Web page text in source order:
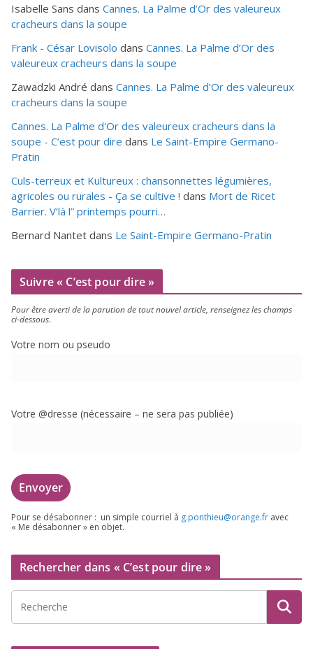
Isabelle Sans dans Cannes. La Palme d’Or des valeureux
cracheurs dans la soupe
Frank - César Lovisolo dans Cannes. La Palme d’Or des
valeureux cracheurs dans la soupe
Zawadzki André dans Cannes. La Palme d’Or des valeureux
cracheurs dans la soupe
Cannes. La Palme d'Or des valeureux cracheurs dans la
soupe - C’est pour dire dans Le Saint-Empire Germano-
Pratin
Culs-terreux et Kultureux : chansonnettes légumières,
agricoles ou rurales - Ça se cultive ! dans Mort de Ricet
Barrier. V’là l” printemps pourri…
Bernard Nantet dans Le Saint-Empire Germano-Pratin
Suivre « C’est pour dire »
Pour être aver­ti de la paru­tion de tout nou­vel article, ren­sei­gnez les champs
ci-dessous.
Votre nom ou pseudo
Votre @dresse (néces­saire – ne sera pas publiée)
Pour se désa­bon­ner : un simple cour­riel à g.​ponthieu@​orange.​fr avec
« Me désa­bon­ner » en objet.
Rechercher dans « C’est pour dire »